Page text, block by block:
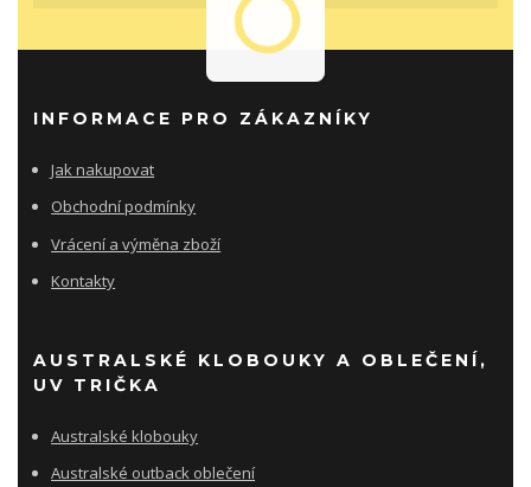
INFORMACE PRO ZÁKAZNÍKY
Jak nakupovat
Obchodní podmínky
Vrácení a výměna zboží
Kontakty
AUSTRALSKÉ KLOBOUKY A OBLEČENÍ,
UV TRIČKA
Australské klobouky
Australské outback oblečení